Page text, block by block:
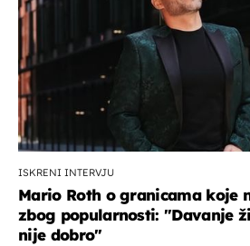
ISKRENI INTERVJU
Mario Roth o granicama koje
zbog popularnosti: "Davanje
nije dobro"